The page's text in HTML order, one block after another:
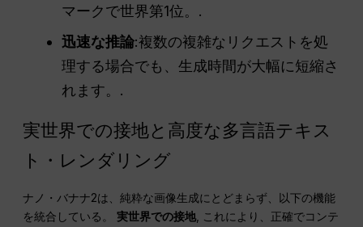
マークで世界第1位。.
迅速な推論:複数の複雑なリクエストを処
理する場合でも、生成時間が大幅に短縮さ
れます。.
実世界での接地と高度な多言語テキス
ト・レンダリング
ナノ・バナナ2は、純粋な画像生成にとどまらず、以下の機能
を統合している。実世界での接地 , これにより、正確でコンテ